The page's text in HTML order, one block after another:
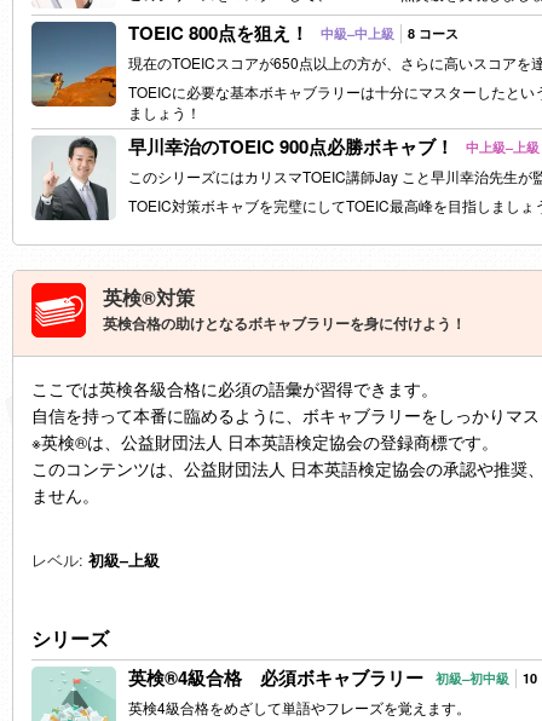
TOEIC 800点を狙え！ 中級–中上級 8 コース
現在のTOEICスコアが650点以上の方が、さらに高いスコアを
TOEICに必要な基本ボキャブラリーは十分にマスターしたと
ましょう！
早川幸治のTOEIC 900点必勝ボキャブ！ 中上級–上級
このシリーズにはカリスマTOEIC講師Jay こと早川幸治先生
TOEIC対策ボキャブを完璧にしてTOEIC最高峰を目指しましょ
英検®対策
英検合格の助けとなるボキャブラリーを身に付けよう！
ここでは英検各級合格に必須の語彙が習得できます。
自信を持って本番に臨めるように、ボキャブラリーをしっかりマ
※英検®は、公益財団法人 日本英語検定協会の登録商標です。
このコンテンツは、公益財団法人 日本英語検定協会の承認や推奨
ません。
レベル: 初級–上級
シリーズ
英検®4級合格 必須ボキャブラリー 初級–初中級 10
英検4級合格をめざして単語やフレーズを覚えます。